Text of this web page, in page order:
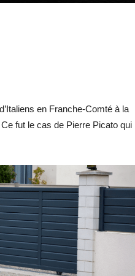
en Franche-Comté à la
Ce fut le cas de Pierre Picato qui